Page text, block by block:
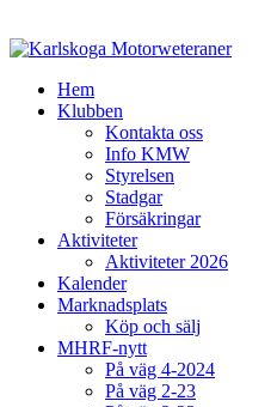
Hem
Klubben
Kontakta oss
Info KMW
Styrelsen
Stadgar
Försäkringar
Aktiviteter
Aktiviteter 2026
Kalender
Marknadsplats
Köp och sälj
MHRF-nytt
På väg 4-2024
På väg 2-23